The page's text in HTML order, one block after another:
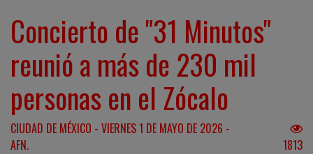
Concierto de "31 Minutos"
reunió a más de 230 mil
personas en el Zócalo
CIUDAD DE MÉXICO - VIERNES 1 DE MAYO DE 2026 -
AFN.
1813